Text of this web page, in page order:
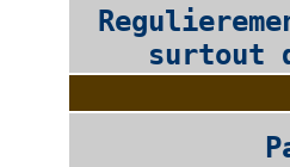
surtout